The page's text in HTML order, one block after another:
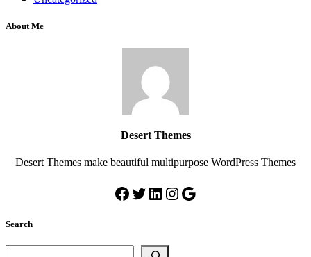
About Me
Desert Themes
Desert Themes make beautiful multipurpose WordPress Themes
Facebook
Twitter
LinkedIn
Instagram
Google
Search